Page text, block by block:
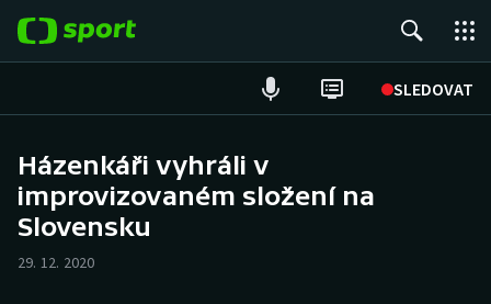
SLEDOVAT
Hokej
Házenkáři vyhráli v
improvizovaném složení na
Slovensku
29. 12. 2020